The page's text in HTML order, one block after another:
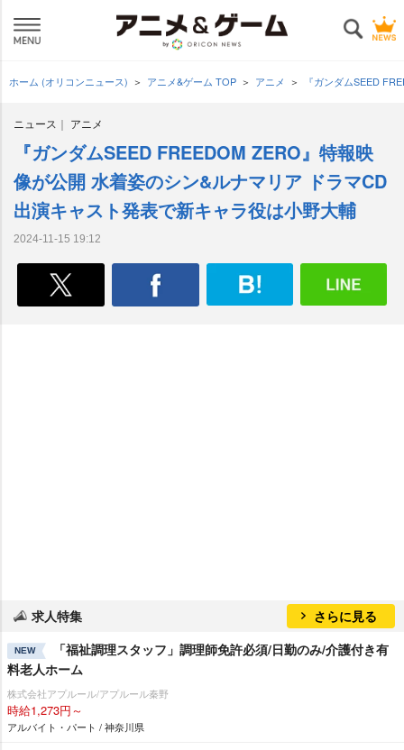
ホーム (オリコンニュース) アニメ&ゲーム TOP アニメ 『ガンダムSEED
ニュース アニメ
『ガンダムSEED FREEDOM ZERO』特報映
像が公開 水着姿のシン&ルナマリア ドラマCD
出演キャスト発表で新キャラ役は小野大輔
2024-11-15 19:12
求人特集 さらに見る
NEW
「福祉調理スタッフ」調理師免許必須/日勤のみ/介護付き有
料老人ホーム
株式会社アプルール/アプルール秦野
時給1,273円～
アルバイト・パート / 神奈川県